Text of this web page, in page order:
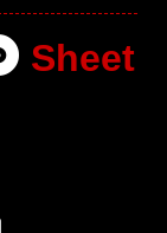
Sheet